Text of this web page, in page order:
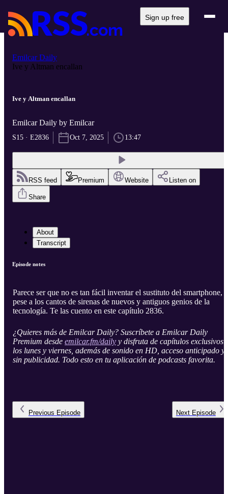
Sign up free
Emilcar Daily
Ive y Altman encallan
Ive y Altman encallan
Emilcar Daily by Emilcar
S15 · E2836 Oct 7, 2025 13:47
RSS feed Premium Website Listen on
Share
About
Transcript
Episode notes
Parece ser que no es tan fácil inventar el sustituto del smartphone,
pese a los cantos de sirenas de nuevos y antiguos genios de la
tecnología. Te las cuento en este capítulo 2836.
¿Quieres más de Emilcar Daily? Suscríbete a Emilcar Daily
Premium desde emilcar.fm/daily y disfruta de capítulos exclusivos
los lunes y viernes, además de sonido en HD, acceso anticipado y
sin publicidad. Todo esto en tu aplicación de podcasts favorita.
Previous Episode Next Episode